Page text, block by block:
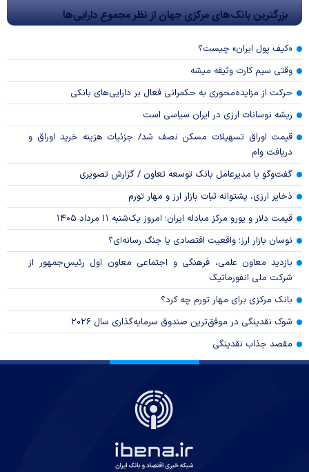
بزرگترین بانک‌های مرکزی جهان از نظر مجموع دارایی‌ها
«کیف پول ایران» چیست؟
وقتی سیم کارت وثیقه میشه
حرکت از مزایده‌محوری به حکمرانی فعال بر دارایی‌های بانکی
ریشه نوسانات ارزی در ایران سیاسی است
قیمت اوراق تسهیلات مسکن نصف شد/ جزئیات هزینه خرید اوراق و
دریافت وام
گفت‌وگو با مدیرعامل بانک توسعه تعاون / گزارش تصویری
ذخایر ارزی، پشتوانه ثبات بازار ارز و مهار تورم
قیمت دلار و یورو مرکز مبادله ایران؛ امروز یک‌شنبه ۱۱ مرداد ۱۴۰۵
نوسان بازار ارز؛ واقعیت اقتصادی یا جنگ رسانه‌ای؟
بازدید معاون علمی، فرهنگی و اجتماعی معاون اول رئیس‌جمهور از
شرکت ملی انفورماتیک
بانک مرکزی برای مهار تورم چه کرد؟
شوک نقدینگی در موفق‌ترین صندوق سرمایه‌گذاری سال ۲۰۲۶
مقصد جذاب نقدینگی